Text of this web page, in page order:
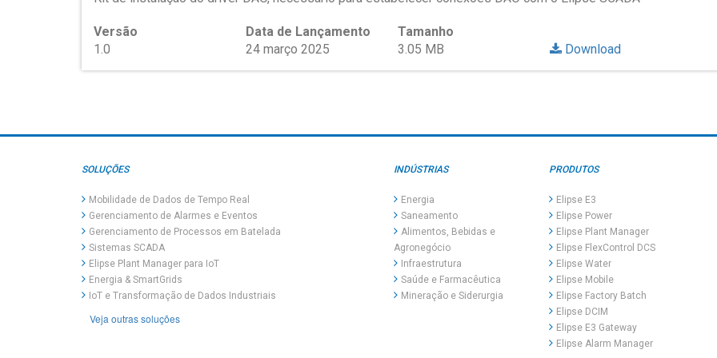
Versão Data de Lançamento
Tamanho
1.0
24 março 2025 3.05 MB Download
SOLUÇÕES
Mobilidade de Dados de Tempo Real
Gerenciamento de Alarmes e Eventos
Gerenciamento de Processos em Batelada
Sistemas SCADA
Elipse Plant Manager para IoT
Energia & SmartGrids
IoT e Transformação de Dados Industriais
Veja outras soluções
INDÚSTRIAS
Energia
Saneamento
Alimentos, Bebidas e
Agronegócio
Infraestrutura
Saúde e Farmacêutica
Mineração e Siderurgia
PRODUTOS
Elipse E3
Elipse Power
Elipse Plant Manager
Elipse FlexControl DCS
Elipse Water
Elipse Mobile
Elipse Factory Batch
Elipse DCIM
Elipse E3 Gateway
Elipse Alarm Manager